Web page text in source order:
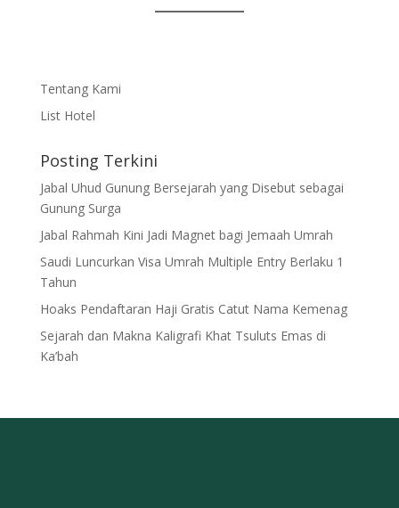
Tentang Kami
List Hotel
Posting Terkini
Jabal Uhud Gunung Bersejarah yang Disebut sebagai
Gunung Surga
Jabal Rahmah Kini Jadi Magnet bagi Jemaah Umrah
Saudi Luncurkan Visa Umrah Multiple Entry Berlaku 1
Tahun
Hoaks Pendaftaran Haji Gratis Catut Nama Kemenag
Sejarah dan Makna Kaligrafi Khat Tsuluts Emas di
Ka’bah